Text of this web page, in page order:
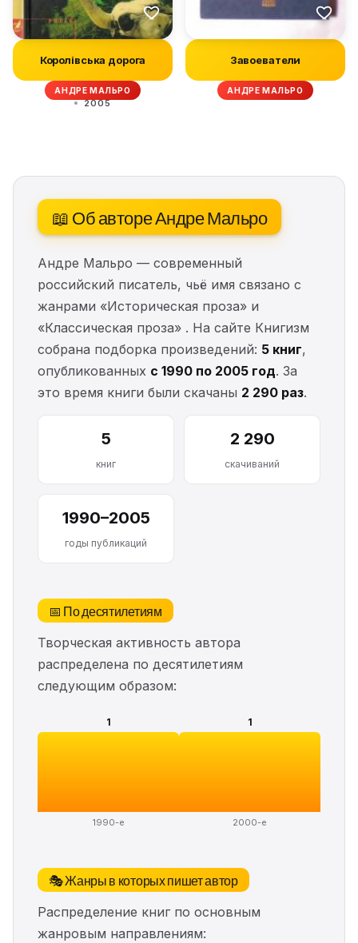
Королівська дорога
АНДРЕ МАЛЬРО
2005
Завоеватели
АНДРЕ МАЛЬРО
📖 Об авторе Андре Мальро
Андре Мальро — современный
российский писатель, чьё имя связано с
жанрами «Историческая проза» и
«Классическая проза» . На сайте Книгизм
собрана подборка произведений: 5 книг,
опубликованных с 1990 по 2005 год. За
это время книги были скачаны 2 290 раз.
5
книг
2 290
скачиваний
1990–2005
годы публикаций
📅 По десятилетиям
Творческая активность автора
распределена по десятилетиям
следующим образом:
1
1990-е
1
2000-е
🎭 Жанры в которых пишет автор
Распределение книг по основным
жанровым направлениям: